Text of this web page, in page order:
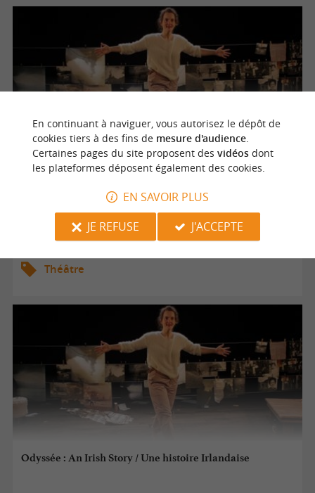
Odyssée : An Irish Story / Une histoire Irlandaise
15/10/2026
Périgueux
Théâtre
Odyssée : An Irish Story / Une histoire Irlandaise
En continuant à naviguer, vous autorisez le dépôt de
cookies tiers à des fins de mesure d'audience.
Certaines pages du site proposent des vidéosdont
les plateformes déposent également des cookies.
EN SAVOIR PLUS
JE REFUSE
J'ACCEPTE